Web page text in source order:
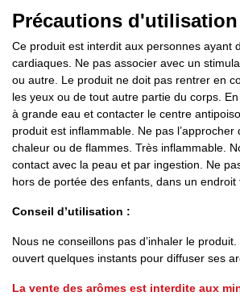
Précautions
Ce produit est interdit aux personnes ayant
cardiaques. Ne pas associer avec un
ou autre. Le produit ne doit pas rentrer en
les yeux ou de tout autre partie du corps.
à grande eau et contacter le centre
produit est inflammable. Ne pas l’approcher
chaleur ou de flammes. Très inflammable.
contact avec la peau et par ingestion. Ne
hors de portée des enfants, dans un endroit
Conseil d’utilisation :
Nous ne conseillons pas d’inhaler le
ouvert quelques instants pour diffuser ses
La vente des arômes est interdite aux